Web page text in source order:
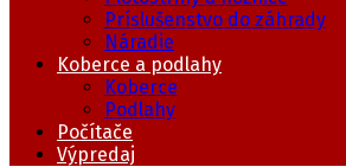
Príslušenstvo do záhrady
Náradie
Koberce a podlahy
Koberce
Podlahy
Počítače
Výpredaj